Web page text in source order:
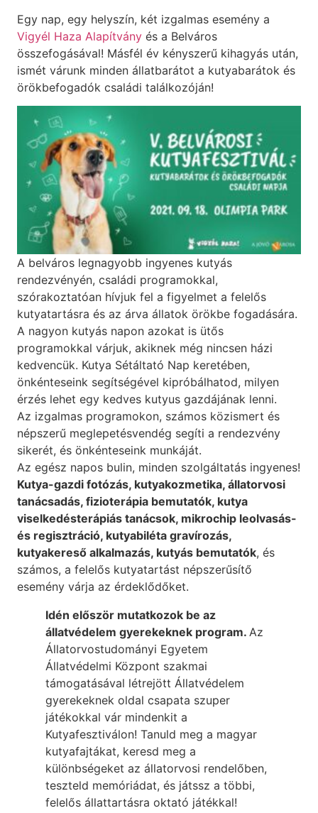
Egy nap, egy helyszín, két izgalmas esemény a
Vigyél Haza Alapítvány és a Belváros
összefogásával! Másfél év kényszerű kihagyás után,
ismét várunk minden állatbarátot a kutyabarátok és
örökbefogadók családi találkozóján!
A belváros legnagyobb ingyenes kutyás
rendezvényén, családi programokkal,
szórakoztatóan hívjuk fel a figyelmet a felelős
kutyatartásra és az árva állatok örökbe fogadására.
A nagyon kutyás napon azokat is ütős
programokkal várjuk, akiknek még nincsen házi
kedvencük. Kutya Sétáltató Nap keretében,
önkénteseink segítségével kipróbálhatod, milyen
érzés lehet egy kedves kutyus gazdájának lenni.
Az izgalmas programokon, számos közismert és
népszerű meglepetésvendég segíti a rendezvény
sikerét, és önkénteseink munkáját.
Az egész napos bulin, minden szolgáltatás ingyenes!
Kutya-gazdi fotózás, kutyakozmetika, állatorvosi
tanácsadás, fizioterápia bemutatók, kutya
viselkedésterápiás tanácsok, mikrochip leolvasás-
és regisztráció, kutyabiléta gravírozás,
kutyakereső alkalmazás, kutyás bemutatók, és
számos, a felelős kutyatartást népszerűsítő
esemény várja az érdeklődőket.
Idén először mutatkozok be az
állatvédelem gyerekeknek program. Az
Állatorvostudományi Egyetem
Állatvédelmi Központ szakmai
támogatásával létrejött Állatvédelem
gyerekeknek oldal csapata szuper
játékokkal vár mindenkit a
Kutyafesztiválon! Tanuld meg a magyar
kutyafajtákat, keresd meg a
különbségeket az állatorvosi rendelőben,
teszteld memóriádat, és játssz a többi,
felelős állattartásra oktató játékkal!